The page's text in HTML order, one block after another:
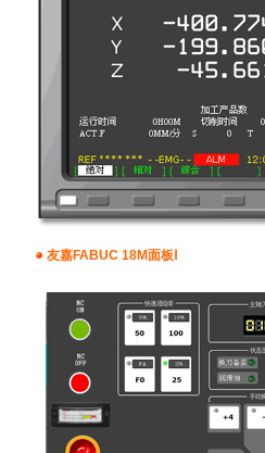
友嘉FABUC 18M面板Ⅰ